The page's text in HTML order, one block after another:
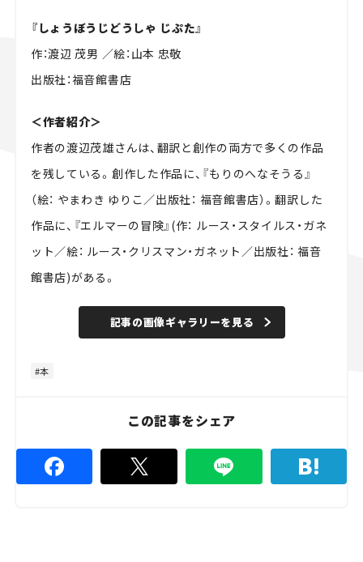
『しょうぼうじどうしゃ じぷた』
作：渡辺 茂男 ／絵：山本 忠敬
出版社：福音館書店
＜作者紹介＞
作者の渡辺茂雄さんは、翻訳と創作の両方で多くの作品
を残している。創作した作品に、『もりのへなそうる』
（絵： やまわき ゆりこ／出版社： 福音館書店）。翻訳した
作品に、『エルマーの冒険』(作： ルース・スタイルス・ガネ
ット／絵： ルース・クリスマン・ガネット／出版社： 福音
館書店)がある。
記事の画像ギャラリーを見る
本
この記事をシェア